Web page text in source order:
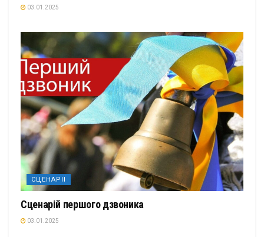
03.01.2025
СЦЕНАРІЇ
Сценарій першого дзвоника
03.01.2025